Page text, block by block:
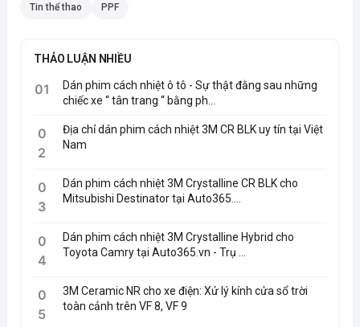
Tin thể thao PPF
THẢO LUẬN NHIỀU
01
Dán phim cách nhiệt ô tô - Sự thật đằng sau những
chiếc xe “ tân trang “ bằng ph...
0
2
Địa chỉ dán phim cách nhiệt 3M CR BLK uy tín tại Việt
Nam
0
3
Dán phim cách nhiệt 3M Crystalline CR BLK cho
Mitsubishi Destinator tại Auto365....
0
4
Dán phim cách nhiệt 3M Crystalline Hybrid cho
Toyota Camry tại Auto365.vn - Trụ ...
0
5
3M Ceramic NR cho xe điện: Xử lý kính cửa sổ trời
toàn cảnh trên VF 8, VF 9